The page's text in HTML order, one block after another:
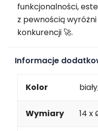
funkcjonalności,
z pewnością
konkurencji 🚀.
Informacje
Kolor
Wymiary 14 x